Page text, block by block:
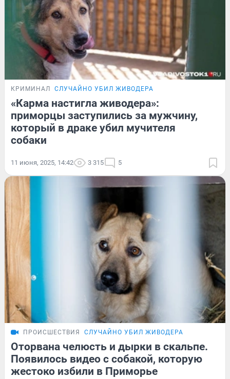
КРИМИНАЛ СЛУЧАЙНО УБИЛ ЖИВОДЕРА
«Карма настигла живодера»:
приморцы заступились за мужчину,
который в драке убил мучителя
собаки
11 июня, 2025, 14:42 3 315 5
ПРОИСШЕСТВИЯ СЛУЧАЙНО УБИЛ ЖИВОДЕРА
Оторвана челюсть и дырки в скальпе.
Появилось видео с собакой, которую
жестоко избили в Приморье